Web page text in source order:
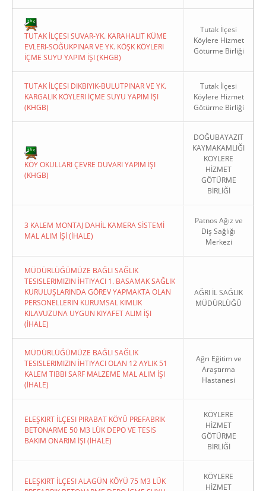
TUTAK İLÇESI SUVAR-YK. KARAHALIT KÜME
EVLERI-SOĞUKPINAR VE YK. KÖŞK KÖYLERI
İÇME SUYU YAPIM İŞI (KHGB)
Tutak İlçesi
Köylere Hizmet
Götürme Birliği
TUTAK İLÇESI DIKBIYIK-BULUTPINAR VE YK.
KARGALIK KÖYLERI İÇME SUYU YAPIM İŞI
(KHGB)
Tutak İlçesi
Köylere Hizmet
Götürme Birliği
KÖY OKULLARI ÇEVRE DUVARI YAPIM İŞI
(KHGB)
DOĞUBAYAZIT
KAYMAKAMLIĞI
KÖYLERE
HİZMET
GÖTÜRME
BİRLİĞİ
3 KALEM MONTAJ DAHİL KAMERA SİSTEMİ
MAL ALIM İŞİ (İHALE)
Patnos Ağız ve
Diş Sağlığı
Merkezi
MÜDÜRLÜĞÜMÜZE BAĞLI SAĞLIK
TESISLERIMIZIN İHTIYACI 1. BASAMAK SAĞLIK
KURULUŞLARINDA GÖREV YAPMAKTA OLAN
PERSONELLERIN KURUMSAL KIMLIK
KILAVUZUNA UYGUN KIYAFET ALIM İŞI
(İHALE)
AĞRI İL SAĞLIK
MÜDÜRLÜĞÜ
MÜDÜRLÜĞÜMÜZE BAĞLI SAĞLIK
TESISLERIMIZIN İHTIYACI OLAN 12 AYLIK 51
KALEM TIBBI SARF MALZEME MAL ALIM İŞI
(İHALE)
Ağrı Eğitim ve
Araştırma
Hastanesi
ELEŞKIRT İLÇESI PIRABAT KÖYÜ PREFABRIK
BETONARME 50 M3 LÜK DEPO VE TESIS
BAKIM ONARIM İŞI (İHALE)
KÖYLERE
HİZMET
GÖTÜRME
BİRLİĞİ
ELEŞKIRT İLÇESI ALAGÜN KÖYÜ 75 M3 LÜK
KÖYLERE
HİZMET